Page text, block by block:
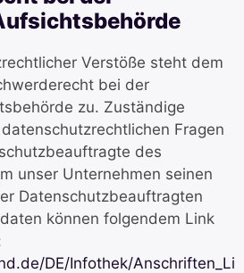
Verstöße steht dem
bei der
zu. Zuständige
Fragen
des
unser Unternehmen seinen
Datenschutzbeauftragten
können folgendem Link
DE/Infothek/Anschriften_Li